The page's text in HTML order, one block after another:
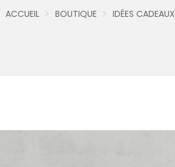
ACCUEIL BOUTIQUE IDÉES CADEAUX